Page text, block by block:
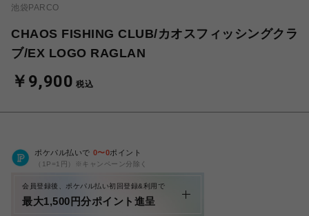
池袋PARCO
CHAOS FISHING CLUB/カオスフィッシングクラ
ブ/EX LOGO RAGLAN
￥9,900 税込
ポケパル払いで 0〜0ポイント
（1P=1円）※キャンペーン分除く
会員登録後、ポケパル払い初回登録&利用で
最大1,500円分ポイント進呈